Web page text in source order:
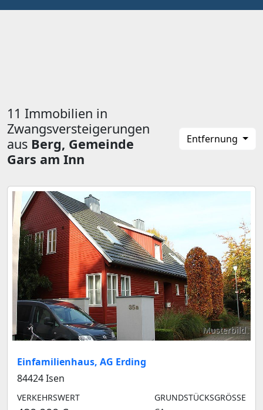
11 Immobilien in
Zwangsversteigerungen
aus Berg, Gemeinde
Gars am Inn
Entfernung
Musterbild
Einfamilienhaus, AG Erding
84424 Isen
VERKEHRSWERT
GRUNDSTÜCKSGRÖSSE C